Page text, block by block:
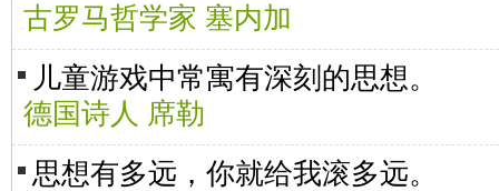
古罗马哲学家 塞内加
儿童游戏中常寓有深刻的思想。
德国诗人 席勒
思想有多远，你就给我滚多远。